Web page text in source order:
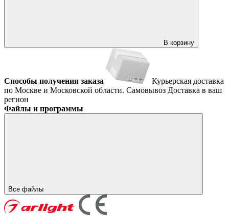
В корзину
Способы получения заказа
Курьерская доставка
по Москве и Московской области. Самовывоз Доставка в ваш
регион
Файлы и программы
Все файлы